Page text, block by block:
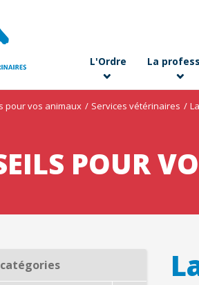
L'Ordre La
pour vos animaux Services vétérinaires
POUR